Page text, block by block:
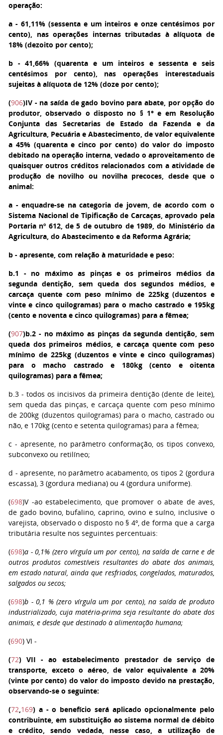
operação:
a - 61,11% (sessenta e um inteiros e onze centésimos por
cento), nas operações internas tributadas à alíquota de
18% (dezoito por cento);
b - 41,66% (quarenta e um inteiros e sessenta e seis
centésimos por cento), nas operações interestaduais
sujeitas à alíquota de 12% (doze por cento);
(906)IV - na saída de gado bovino para abate, por opção do
produtor, observado o disposto no § 1° e em Resolução
Conjunta das Secretarias de Estado da Fazenda e da
Agricultura, Pecuária e Abastecimento, de valor equivalente
a 45% (quarenta e cinco por cento) do valor do imposto
debitado na operação interna, vedado o aproveitamento de
quaisquer outros créditos relacionados com a atividade de
produção de novilho ou novilha precoces, desde que o
animal:
a - enquadre-se na categoria de jovem, de acordo com o
Sistema Nacional de Tipificação de Carcaças, aprovado pela
Portaria nº 612, de 5 de outubro de 1989, do Ministério da
Agricultura, do Abastecimento e da Reforma Agrária;
b - apresente, com relação à maturidade e peso:
b.1
- no máximo as pinças e os primeiros médios da
segunda dentição, sem queda dos segundos médios, e
carcaça quente com peso mínimo de 225kg (duzentos e
vinte e cinco quilogramas) para o macho castrado e 195kg
(cento e noventa e cinco quilogramas) para a fêmea;
(907)b.2 - no máximo as pinças da segunda dentição, sem
queda dos primeiros médios, e carcaça quente com peso
mínimo de 225kg (duzentos e vinte e cinco quilogramas)
para o macho castrado e 180kg (cento e oitenta
quilogramas) para a fêmea;
b.3 - todos os incisivos da primeira dentição (dente de leite),
sem queda das pinças, e carcaça quente com peso mínimo
de 200kg (duzentos quilogramas) para o macho, castrado ou
não, e 170kg (cento e setenta quilogramas) para a fêmea;
c - apresente, no parâmetro conformação, os tipos convexo,
subconvexo ou retilíneo;
d - apresente, no parâmetro acabamento, os tipos 2 (gordura
escassa), 3 (gordura mediana) ou 4 (gordura uniforme).
(698)V-ao estabelecimento, que promover o abate de aves,
de gado bovino, bufalino, caprino, ovino e suíno, inclusive o
varejista, observado o disposto no § 4º, de forma que a carga
tributária resulte nos seguintes percentuais:
(698)a - 0,1% (zero vírgula um por cento), na saída de carne e de
outros produtos comestíveis resultantes do abate dos animais,
em estado natural, ainda que resfriados, congelados, maturados,
salgados ou secos;
(698)b - 0,1 % (zero vírgula um por cento), na saída de produto
industrializado, cuja matéria-prima seja resultante do abate dos
animais, e desde que destinado à alimentação humana;
(690) VI -
(72)VII - ao estabelecimento prestador de serviço de
transporte, exceto o aéreo, de valor equivalente a 20%
(vinte por cento) do valor do imposto devido na prestação,
observando-se o seguinte:
(72,169) a- o benefício será aplicado opcionalmente pelo
contribuinte, em substituição ao sistema normal de débito
e crédito, sendo vedada, nesse caso, a utilização de